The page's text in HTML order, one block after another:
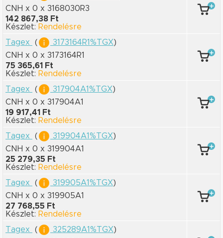
CNH x 0 x 3168030R3
142 867,38 Ft
Készlet: Rendelésre
Tagex
( 3173164R1%TGX)
CNH x 0 x 3173164R1
75 365,61 Ft
Készlet: Rendelésre
Tagex
( 317904A1%TGX)
CNH x 0 x 317904A1
19 917,41 Ft
Készlet: Rendelésre
Tagex
( 319904A1%TGX)
CNH x 0 x 319904A1
25 279,35 Ft
Készlet: Rendelésre
Tagex
( 319905A1%TGX)
CNH x 0 x 319905A1
27 768,55 Ft
Készlet: Rendelésre
Tagex
( 325289A1%TGX)